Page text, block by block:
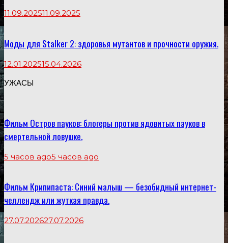
11.09.202511.09.2025
Моды для Stalker 2: здоровья мутантов и прочности оружия.
12.01.202515.04.2026
УЖАСЫ
Фильм Остров пауков: блогеры против ядовитых пауков в
смертельной ловушке.
5 часов ago5 часов ago
Фильм Крипипаста: Синий малыш — безобидный интернет-
челлендж или жуткая правда.
27.07.202627.07.2026